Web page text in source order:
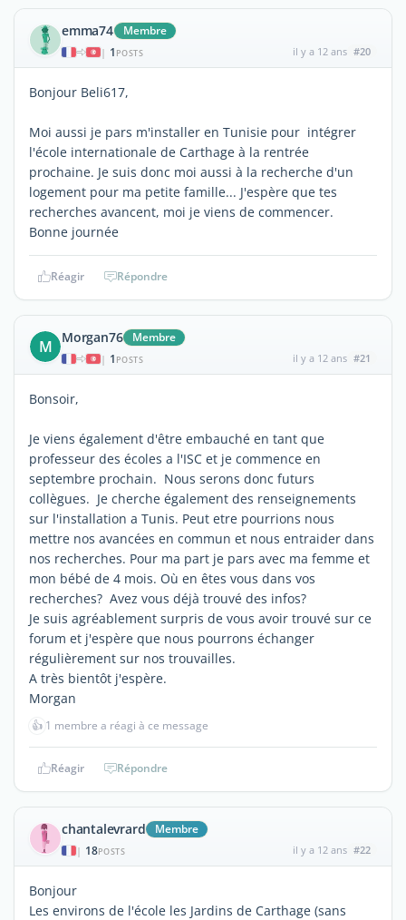
emma74 Membre
| 1 POSTS il y a 12 ans #20
Bonjour Beli617,
Moi aussi je pars m'installer en Tunisie pour intégrer
l'école internationale de Carthage à la rentrée
prochaine. Je suis donc moi aussi à la recherche d'un
logement pour ma petite famille... J'espère que tes
recherches avancent, moi je viens de commencer.
Bonne journée
Réagir Répondre
M Morgan76 Membre
| 1 POSTS il y a 12 ans #21
Bonsoir,
Je viens également d'être embauché en tant que
professeur des écoles a l'ISC et je commence en
septembre prochain. Nous serons donc futurs
collègues. Je cherche également des renseignements
sur l'installation a Tunis. Peut etre pourrions nous
mettre nos avancées en commun et nous entraider dans
nos recherches. Pour ma part je pars avec ma femme et
mon bébé de 4 mois. Où en êtes vous dans vos
recherches? Avez vous déjà trouvé des infos?
Je suis agréablement surpris de vous avoir trouvé sur ce
forum et j'espère que nous pourrons échanger
régulièrement sur nos trouvailles.
A très bientôt j'espère.
Morgan
👍 1 membre a réagi à ce message
Réagir Répondre
chantalevrard Membre
| 18POSTS il y a 12 ans #22
Bonjour
Les environs de l'école les Jardins de Carthage (sans